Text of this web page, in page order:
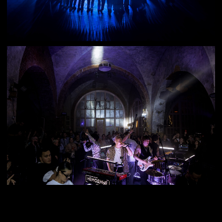
Выпускной ждут не ради
формальной части, а ради эмоций,
общих моментов и атмосферы,
которую потом вспоминают.
Ну всё, бронирую
НЕМОДНЫХ!
Посмотреть
репертуар